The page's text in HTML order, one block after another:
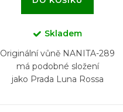
Skladem
Originální vůně NANITA-289
má podobné složení
jako Prada Luna Rossa